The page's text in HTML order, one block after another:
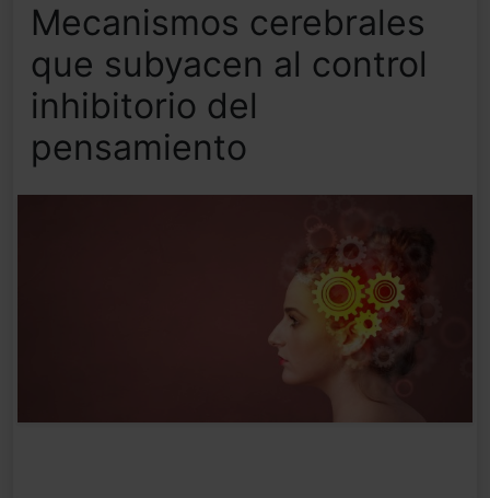
Mecanismos cerebrales
que subyacen al control
inhibitorio del
pensamiento